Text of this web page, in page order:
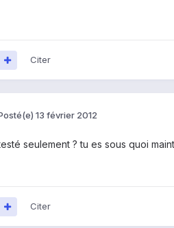
Citer
13 février 2012
seulement ? tu es sous quoi
Citer